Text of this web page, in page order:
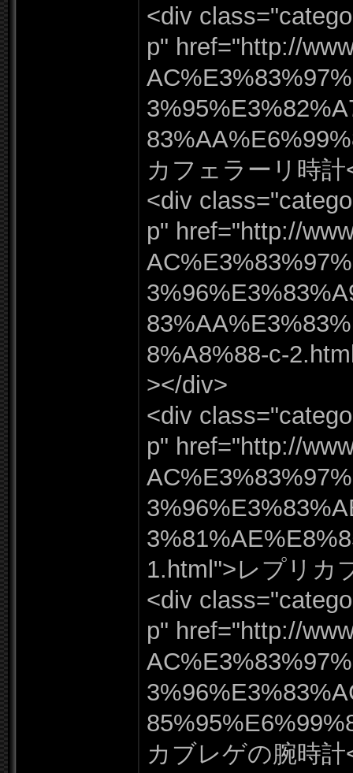
<div class="
p" href="http://
AC%E3%83%97%
3%95%E3%82%
83%AA%E6%99%
カフェラーリ時計
<div class="
p" href="http://
AC%E3%83%97%
3%96%E3%83%
83%AA%E3%83%
8%A8%88-c-2.
></div>
<div class="
p" href="http://
AC%E3%83%97%
3%96%E3%83%
3%81%AE%E8%
1. html">レプリカ
<div class="
p" href="http://
AC%E3%83%97%
3%96%E3%83%
85%95%E6%99%
カブレゲの腕時計